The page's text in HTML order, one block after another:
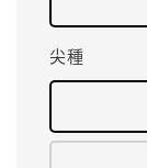
尖種